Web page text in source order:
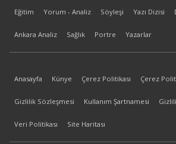
Eğitim Yorum - Analiz Söyleşi Yazı Dizisi
Ankara Analiz Sağlık Portre Yazarlar
Anasayfa Künye Çerez Politikası Çerez
Gizlilik Sözleşmesi Kullanım Şartnamesi
Veri Politikası Site Haritası